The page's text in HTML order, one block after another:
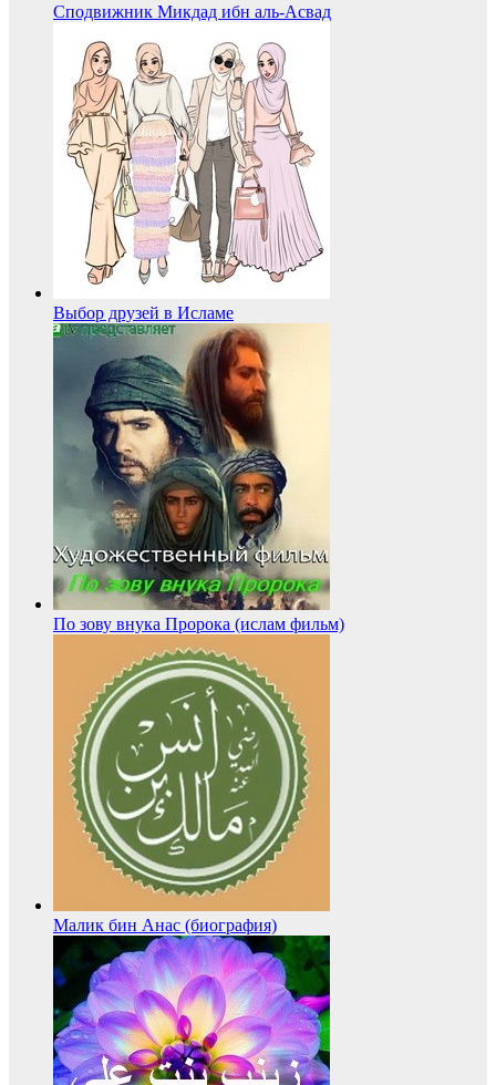
Cподвижник Микдад ибн аль-Асвад
Выбор друзей в Исламе
По зову внука Пророка (ислам фильм)
Малик бин Анас (биография)